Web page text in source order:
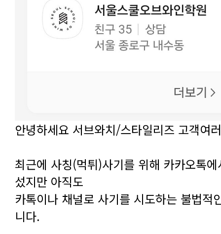
안녕하세요 서브와치/스타일리즈 고객여
섰지만 아직도
니다.